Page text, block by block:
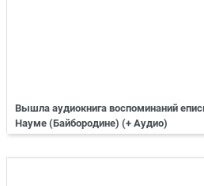
Вышла аудиокнига воспоминаний
Науме (Байбородине) (+ Аудио)